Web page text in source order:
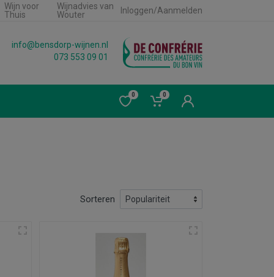
Wijn voor
Thuis
Wijnadvies van
Wouter
Inloggen/Aanmelden
info@bensdorp-wijnen.nl
073 553 09 01
0 0
Sorteren